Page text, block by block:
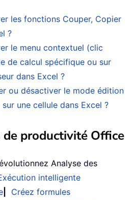
les fonctions Couper, Copier
?
le menu contextuel (clic
de calcul spécifique ou sur
dans Excel ?
ou désactiver le mode édition
une cellule dans Excel ?
productivité Office
Analyse des
intelligente
Créez formules